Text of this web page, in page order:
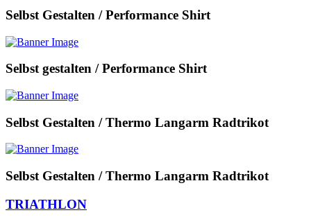
Selbst Gestalten / Performance Shirt
Selbst gestalten / Performance Shirt
Selbst Gestalten / Thermo Langarm Radtrikot
Selbst Gestalten / Thermo Langarm Radtrikot
TRIATHLON